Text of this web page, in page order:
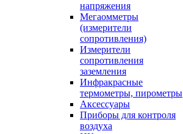
напряжения
Мегаомметры
(измерители
сопротивления)
Измерители
сопротивления
заземления
Инфракрасные
термометры, пирометры
Аксессуары
Приборы для контроля
воздуха